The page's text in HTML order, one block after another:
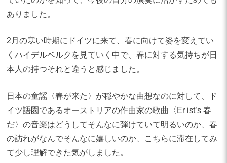
ありました。
2月の寒い時期にドイツに来て、春に向けて姿を変えてい
くハイデルベルクを見ていく中で、春に対する気持ちが日
本人の持つそれと違うと感じました。
日本の童謡〈春が来た〉が穏やかな曲想なのに対して、ド
イツ語圏であるオーストリアの作曲家の歌曲〈Er ist’s 春
だ〉の音楽はどうしてそんなに弾けていて明るいのか、春
の訪れがなんでそんなに嬉しいのか、こちらに滞在してみ
て少し理解できた気がしました。